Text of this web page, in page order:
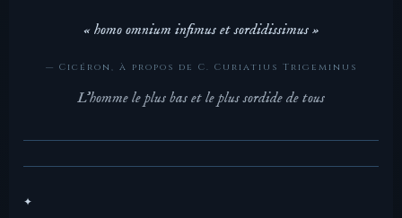
« homo omnium infimus et sordidissimus »
— Cicéron, à propos de C. Curiatius Trigeminus
L'homme le plus bas et le plus sordide de tous
✦